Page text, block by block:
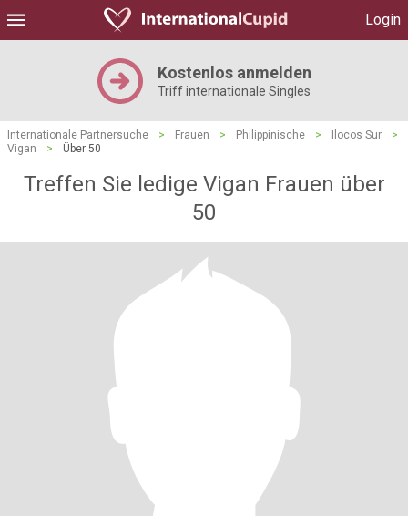
Login
Kostenlos anmelden
Triff internationale Singles
Internationale Partnersuche > Frauen > Philippinische > Ilocos Sur
>
Vigan
> Über 50
Treffen Sie ledige Vigan Frauen über
50